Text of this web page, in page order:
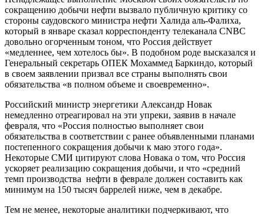
сокращению добычи нефти вызвало публичную критику со
стороны саудовского министра нефти Халида аль-Фалиха,
который в январе сказал корреспонденту телеканала CNBC
довольно огорченным тоном, что Россия действует
«медленнее, чем хотелось бы». В подобном роде высказался и
Генеральный секретарь ОПЕК Мохаммед Баркиндо, который
в своем заявлении призвал все страны выполнять свои
обязательства «в полном объеме и своевременно».
Российский министр энергетики Александр Новак
немедленно отреагировал на эти упреки, заявив в начале
февраля, что «Россия полностью выполняет свои
обязательства в соответствии с ранее объявленными планами
постепенного сокращения добычи к маю этого года».
Некоторые СМИ цитируют слова Новака о том, что Россия
ускоряет реализацию сокращения добычи, и что «средний
темп производства нефти в феврале должен составить как
минимум на 150 тысяч баррелей ниже, чем в декабре.
Тем не менее, некоторые аналитики подчеркивают, что